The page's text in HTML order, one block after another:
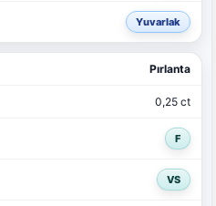
Yuvarlak
Pırlanta
0,25 ct
F
VS